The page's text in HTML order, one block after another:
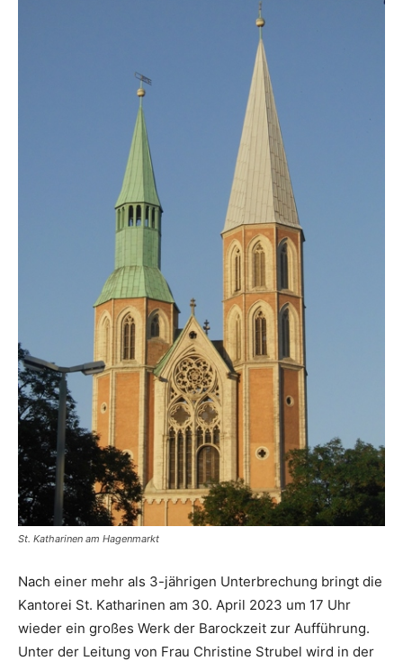
St. Katharinen am Hagenmarkt
Nach einer mehr als 3-jährigen Unterbrechung bringt die
Kantorei St. Katharinen am 30. April 2023 um 17 Uhr
wieder ein großes Werk der Barockzeit zur Aufführung.
Unter der Leitung von Frau Christine Strubel wird in der